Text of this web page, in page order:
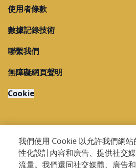
使用者條款
數據記錄技術
聯繫我們
無障礙網頁聲明
Cookie
Copyright @ 2026 Nestlé. All
我們使用 Cookie 以允許我們網
性化設計內容和廣告、提供社交
流量。我們還同社交媒體、廣告